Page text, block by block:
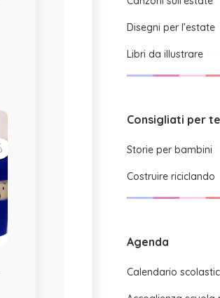
Disegni per l’estate
Libri da illustrare
Consigliati per te
Storie per bambini
Costruire riciclando
Agenda
Calendario